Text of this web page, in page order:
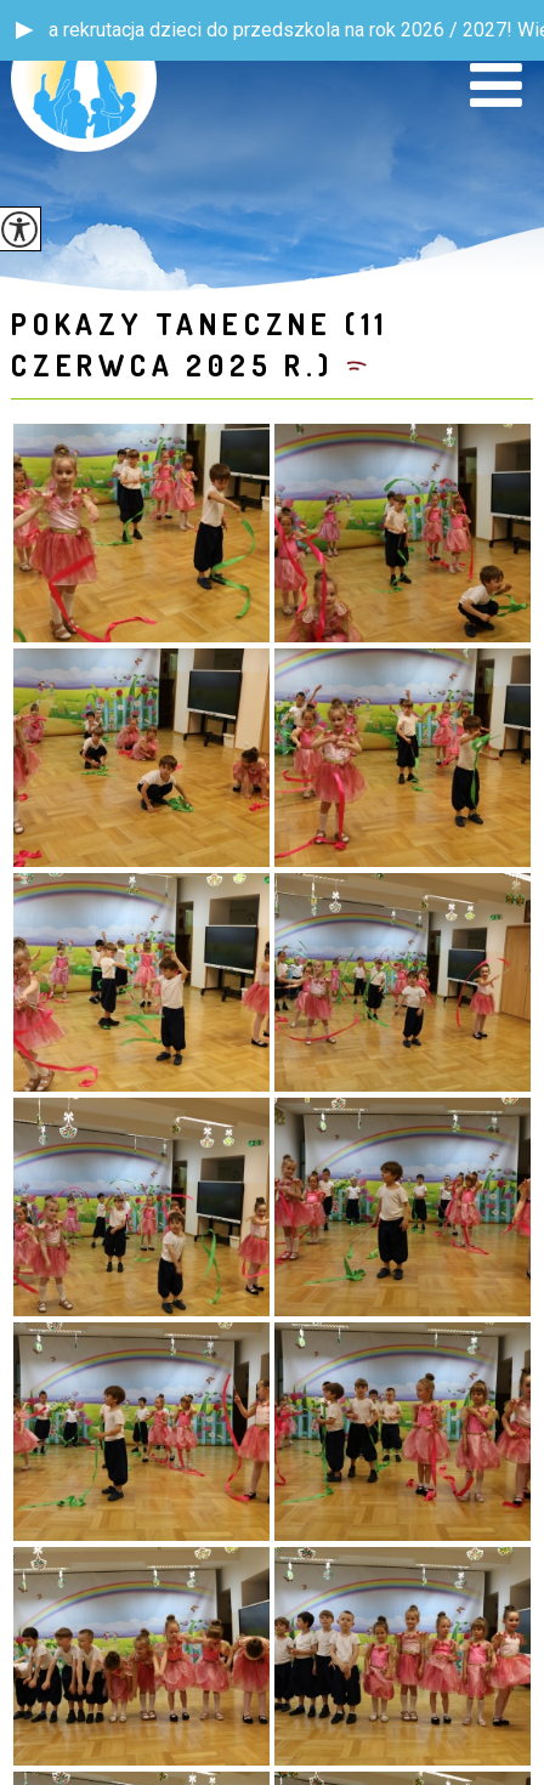
na rok 2026 / 2027! Więcej informacji w zakładce Rodzic
POKAZY TANECZNE (11
CZERWCA 2025 R.)